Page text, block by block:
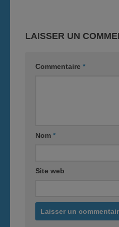
LAISSER UN
Commentaire *
Nom *
Site web